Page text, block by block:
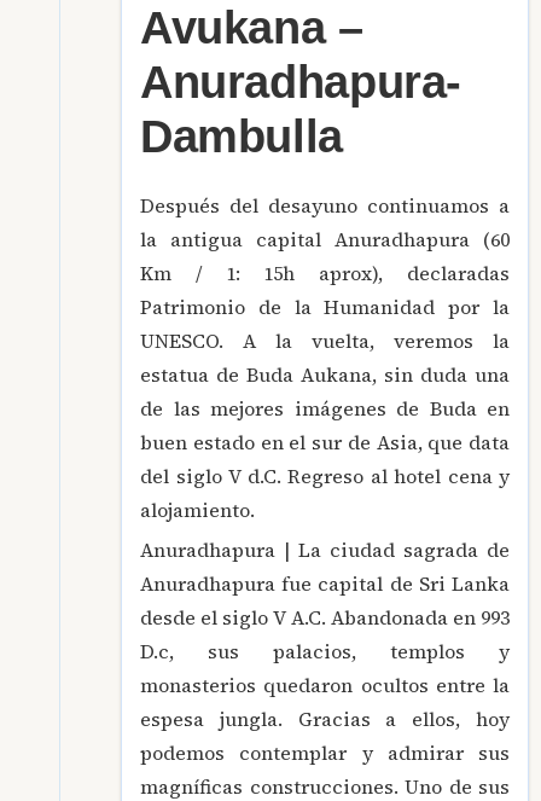
Avukana –
Anuradhapura-
Dambulla
Después del desayuno continuamos a
la antigua capital Anuradhapura (60
Km / 1: 15h aprox), declaradas
Patrimonio de la Humanidad por la
UNESCO. A la vuelta, veremos la
estatua de Buda Aukana, sin duda una
de las mejores imágenes de Buda en
buen estado en el sur de Asia, que data
del siglo V d.C. Regreso al hotel cena y
alojamiento.
Anuradhapura | La ciudad sagrada de
Anuradhapura fue capital de Sri Lanka
desde el siglo V A.C. Abandonada en 993
D.c, sus palacios, templos y
monasterios quedaron ocultos entre la
espesa jungla. Gracias a ellos, hoy
podemos contemplar y admirar sus
magníficas construcciones. Uno de sus